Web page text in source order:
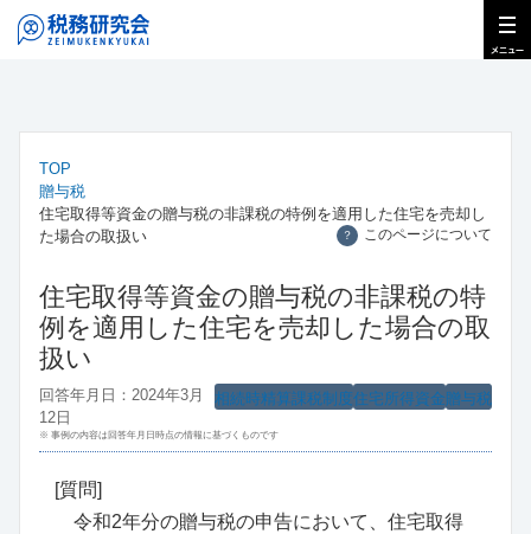
TOP
贈与税
住宅取得等資金の贈与税の非課税の特例を適用した住宅を売却し
た場合の取扱い
？ このページについて
住宅取得等資金の贈与税の非課税の特
例を適用した住宅を売却した場合の取
扱い
贈与税
住宅所得資金
相続時精算課税制度
回答年月日：2024年3月
12日
※ 事例の内容は回答年月日時点の情報に基づくものです
[質問]
令和2年分の贈与税の申告において、住宅取得